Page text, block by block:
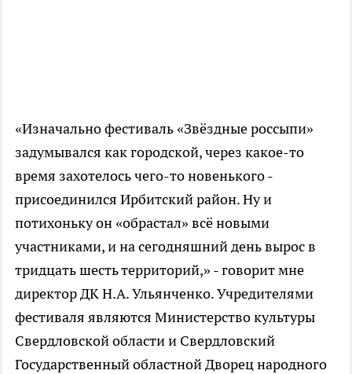
«Изначально фестиваль «Звёздные россыпи»
задумывался как городской, через какое-то
время захотелось чего-то новенького -
присоединился Ирбитский район. Ну и
потихоньку он «обрастал» всё новыми
участниками, и на сегодняшний день вырос в
тридцать шесть территорий,» - говорит мне
директор ДК Н.А. Ульянченко. Учредителями
фестиваля являются Министерство культуры
Свердловской области и Свердловский
Государственный областной Дворец народного